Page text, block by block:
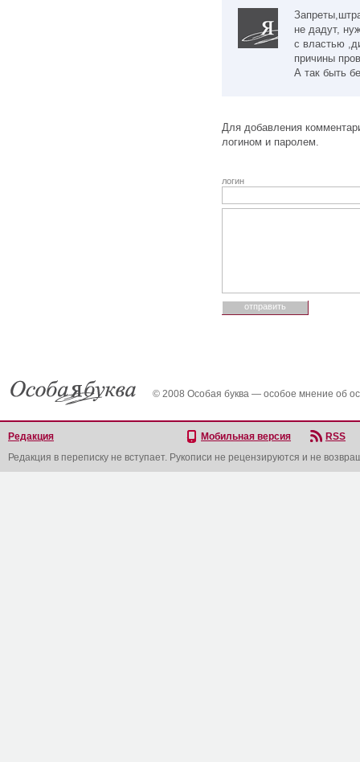
не дадут,
с властью
причины
А так быть
Для добавления
логином и паролем.
логин
© 2008 Особая буква — особое мнение об
Редакция Мобильная версия
RSS
Редакция в переписку не вступает. Рукописи не рецензируются и не